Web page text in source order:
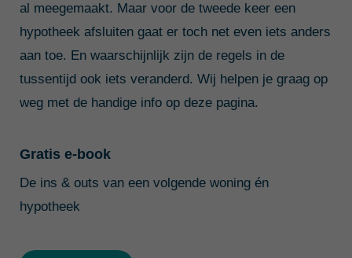
al meegemaakt. Maar voor de tweede keer een
hypotheek afsluiten gaat er toch net even iets anders
aan toe. En waarschijnlijk zijn de regels in de
tussentijd ook iets veranderd. Wij helpen je graag op
weg met de handige info op deze pagina.
Gratis e-book
De ins & outs van een volgende woning én
hypotheek